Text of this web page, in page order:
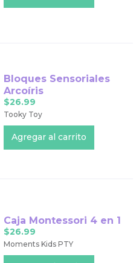
Bloques Sensoriales
Arcoíris
$26.99
Tooky Toy
Caja Montessori 4 en 1
$26.99
Moments Kids PTY